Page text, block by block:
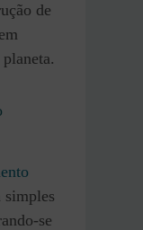
de
simples
se